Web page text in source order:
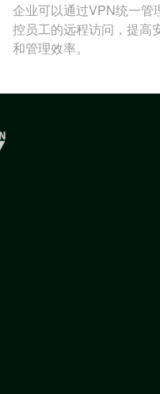
企业可以通过VPN统一管
控员工的远程访问，提高
和管理效率。